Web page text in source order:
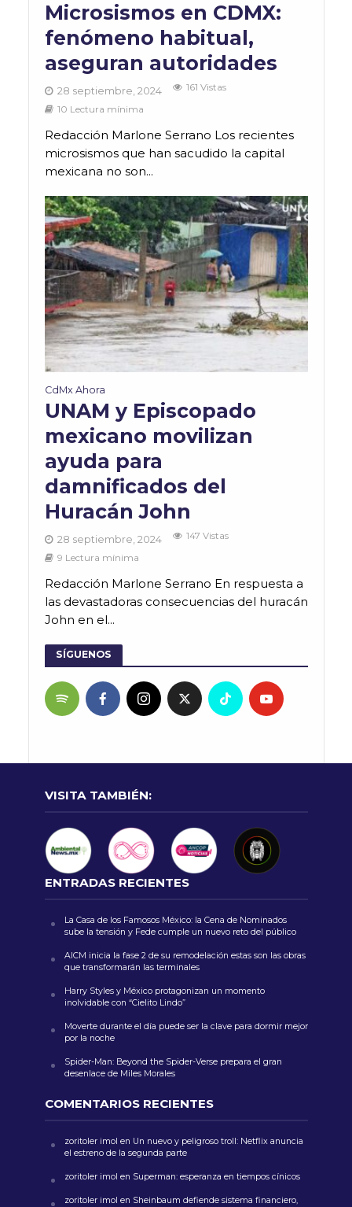
Microsismos en CDMX:
fenómeno habitual,
aseguran autoridades
28 septiembre, 2024
161 Vistas
10 Lectura mínima
Redacción Marlone Serrano Los recientes
microsismos que han sacudido la capital
mexicana no son...
CdMx Ahora
UNAM y Episcopado
mexicano movilizan
ayuda para
damnificados del
Huracán John
28 septiembre, 2024
147 Vistas
9 Lectura mínima
Redacción Marlone Serrano En respuesta a
las devastadoras consecuencias del huracán
John en el...
SÍGUENOS
VISITA TAMBIÉN:
ENTRADAS RECIENTES
La Casa de los Famosos México: la Cena de Nominados
sube la tensión y Fede cumple un nuevo reto del público
AICM inicia la fase 2 de su remodelación estas son las obras
que transformarán las terminales
Harry Styles y México protagonizan un momento
inolvidable con “Cielito Lindo”
Moverte durante el día puede ser la clave para dormir mejor
por la noche
Spider-Man: Beyond the Spider-Verse prepara el gran
desenlace de Miles Morales
COMENTARIOS RECIENTES
zoritoler imol en Un nuevo y peligroso troll: Netflix anuncia
el estreno de la segunda parte
zoritoler imol en Superman: esperanza en tiempos cínicos
zoritoler imol en Sheinbaum defiende sistema financiero,